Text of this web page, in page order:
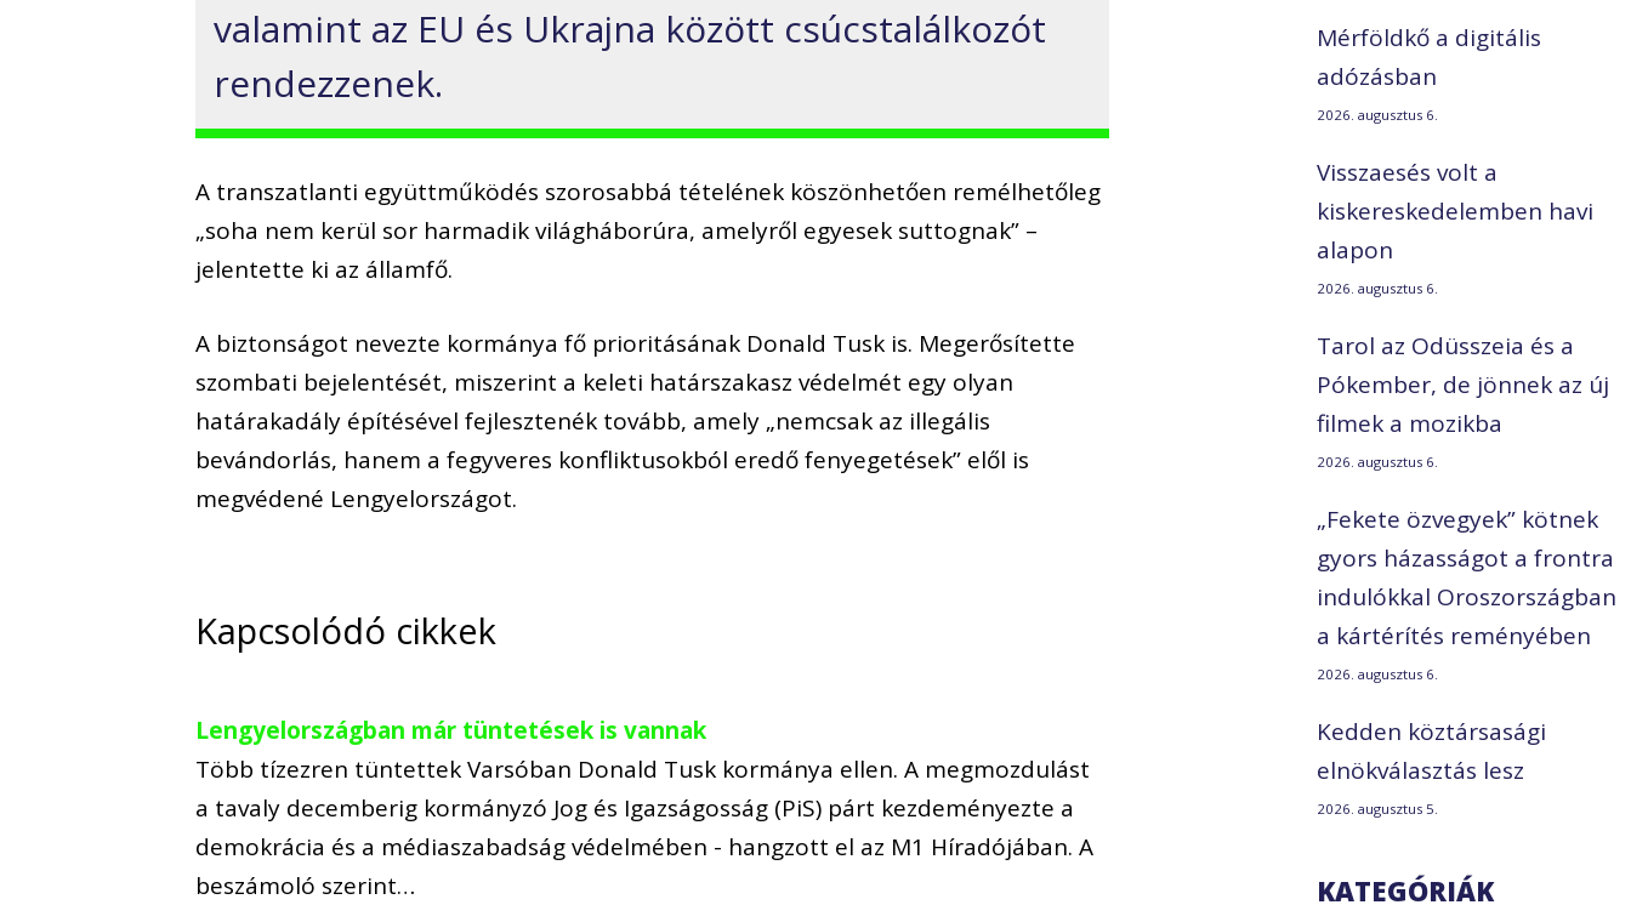
valamint az EU és Ukrajna között csúcstalálkozót
rendezzenek.
A transzatlanti együttműködés szorosabbá tételének köszönhetően remélhetőleg
„soha nem kerül sor harmadik világháborúra, amelyről egyesek suttognak” –
jelentette ki az államfő.
A biztonságot nevezte kormánya fő prioritásának Donald Tusk is. Megerősítette
szombati bejelentését, miszerint a keleti határszakasz védelmét egy olyan
határakadály építésével fejlesztenék tovább, amely „nemcsak az illegális
bevándorlás, hanem a fegyveres konfliktusokból eredő fenyegetések” elől is
megvédené Lengyelországot.
Kapcsolódó cikkek
Lengyelországban már tüntetések is vannak
Több tízezren tüntettek Varsóban Donald Tusk kormánya ellen. A megmozdulást
a tavaly decemberig kormányzó Jog és Igazságosság (PiS) párt kezdeményezte a
demokrácia és a médiaszabadság védelmében - hangzott el az M1 Híradójában. A
beszámoló szerint…
Mérföldkő a digitális
adózásban
2026. augusztus 6.
Visszaesés volt a
kiskereskedelemben havi
alapon
2026. augusztus 6.
Tarol az Odüsszeia és a
Pókember, de jönnek az új
filmek a mozikba
2026. augusztus 6.
„Fekete özvegyek” kötnek
gyors házasságot a frontra
indulókkal Oroszországban
a kártérítés reményében
2026. augusztus 6.
Kedden köztársasági
elnökválasztás lesz
2026. augusztus 5.
KATEGÓRIÁK